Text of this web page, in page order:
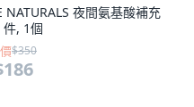
NATURALS 夜間氨基酸補充
, 1個
$350